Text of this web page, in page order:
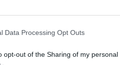
Data Processing Opt Outs
opt-out of the Sharing of my personal
medico è quella che
i motori, dunque,
ottimale
in partita dal